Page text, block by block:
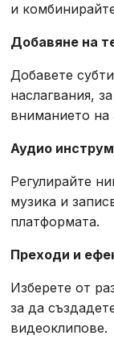
и
Добавяне на
Добавете
наслагвания,
вниманието на
Аудио
Регулирайте
музика и
платформата.
Преходи и
Изберете от
за да
видеоклипове.